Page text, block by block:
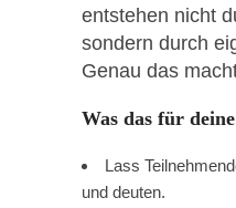
entstehen nicht
sondern durch
Genau das
Was das für
Lass
und deuten.